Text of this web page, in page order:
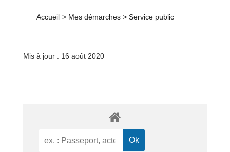
Accueil > Mes démarches > Service public
Mis à jour : 16 août 2020